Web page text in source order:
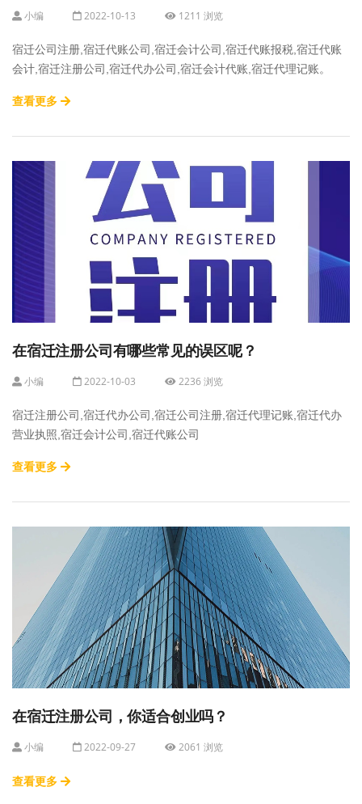
小编 2022-10-13 1211 浏览
宿迁公司注册,宿迁代账公司,宿迁会计公司,宿迁代账报税,宿迁代账
会计,宿迁注册公司,宿迁代办公司,宿迁会计代账,宿迁代理记账。
查看更多
在宿迁注册公司有哪些常见的误区呢？
小编 2022-10-03 2236 浏览
宿迁注册公司,宿迁代办公司,宿迁公司注册,宿迁代理记账,宿迁代办
营业执照,宿迁会计公司,宿迁代账公司
查看更多
在宿迁注册公司，你适合创业吗？
小编 2022-09-27 2061 浏览
查看更多